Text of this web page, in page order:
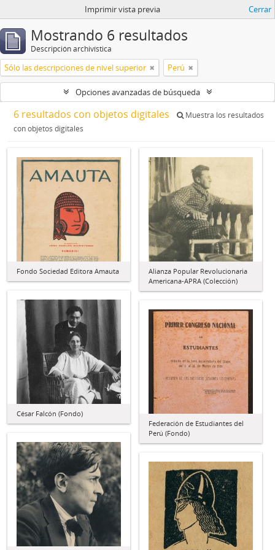
Imprimir vista previa Cerrar
Mostrando 6 resultados
Descripción archivística
Sólo las descripciones de nivel superior Perú
Opciones avanzadas de búsqueda
6 resultados con objetos digitales
Muestra los resultados
con objetos digitales
Fondo Sociedad Editora Amauta
Alianza Popular Revolucionaria
Americana-APRA (Colección)
César Falcón (Fondo)
Federación de Estudiantes del
Perú (Fondo)